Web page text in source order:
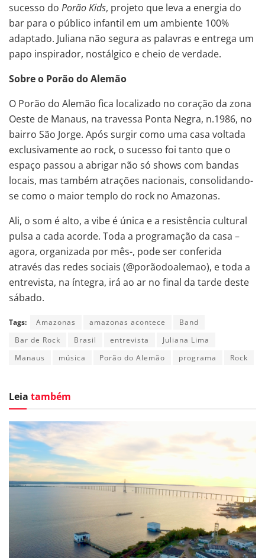
sucesso do Porão Kids, projeto que leva a energia do
bar para o público infantil em um ambiente 100%
adaptado. Juliana não segura as palavras e entrega um
papo inspirador, nostálgico e cheio de verdade.
Sobre o Porão do Alemão
O Porão do Alemão fica localizado no coração da zona
Oeste de Manaus, na travessa Ponta Negra, n.1986, no
bairro São Jorge. Após surgir como uma casa voltada
exclusivamente ao rock, o sucesso foi tanto que o
espaço passou a abrigar não só shows com bandas
locais, mas também atrações nacionais, consolidando-
se como o maior templo do rock no Amazonas.
Ali, o som é alto, a vibe é única e a resistência cultural
pulsa a cada acorde. Toda a programação da casa –
agora, organizada por mês-, pode ser conferida
através das redes sociais (@porãodoalemao), e toda a
entrevista, na íntegra, irá ao ar no final da tarde deste
sábado.
Tags: Amazonas amazonas acontece
Band
Bar de Rock
Brasil entrevista
Juliana Lima
Manaus
música Porão do Alemão programa Rock
Leia também